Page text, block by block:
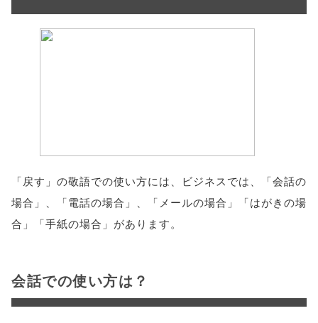
「戻す」の敬語での使い方には、ビジネスでは、「会話の
場合」、「電話の場合」、「メールの場合」「はがきの場
合」「手紙の場合」があります。
会話での使い方は？